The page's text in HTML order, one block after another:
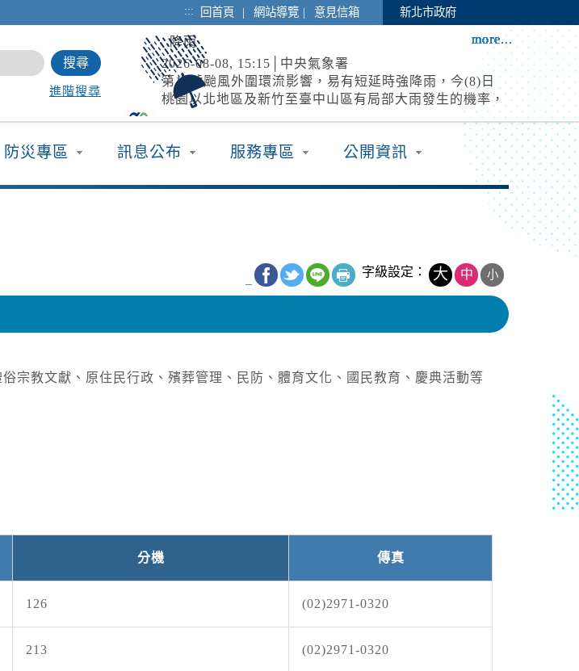
::: 回首頁 | 網站導覽 | 意見信箱 新北市政府
進階搜尋
降雨
2026-08-08, 15:15│中央氣象署
第13號颱風外圍環流影響，易有短延時強降雨，今(8)日
桃園以北地區及新竹至臺中山區有局部大雨發生的機率，
請注意雷擊及強陣風，低窪地區請慎防積水，山區請慎防
more...
開放路邊停車
2026-08-08, 17:00│新北市政府
颱風來襲，預計於 115 年 8 月 8 日 17 時整執行市轄橫
移門、越堤道及堤外便道只出不進管制，並於 18 時整執
行橫移門、越堤道及堤外便道封閉作業；管制範圍為『二
more...
淡江大橋強風預警性封閉管制機車道、自行車道及人行
道，氣象預測風速達8級風。
more...
颱風
TYPHOON2026-08-
more...
颱風
more...
新北市、臺中市、彰化縣、雲林縣、嘉義縣、臺南市、高
雄市、連江縣為黃色燈號，請注意。
more...
more...
more...
more...
more...
more...
more...
more...
防災專區 訊息公布 服務專區 公開資訊
字級設定： 大 中 小
宗教文獻、原住民行政、殯葬管理、民防、體育文化、國民教育、慶典活動等
分機 傳真
126 (02)2971-0320
213 (02)2971-0320